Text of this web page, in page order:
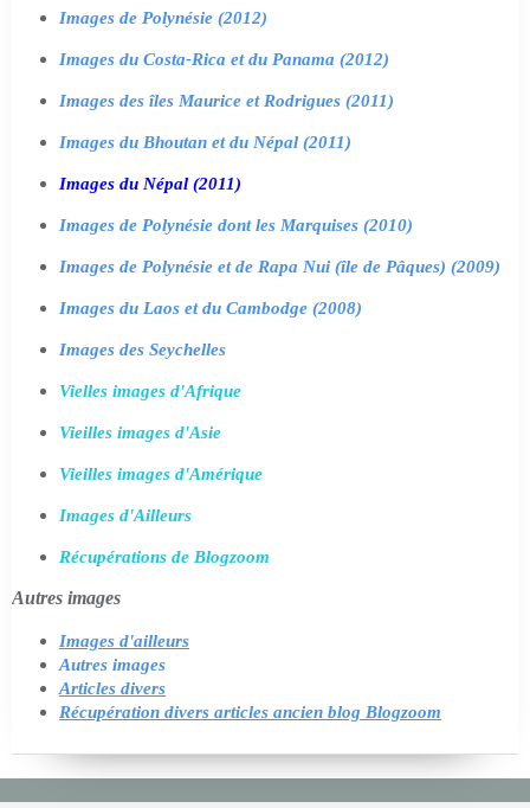
Images de Polynésie (2012)
Images du Costa-Rica et du Panama (2012)
Images des îles Maurice et Rodrigues (2011)
Images du Bhoutan et du Népal (2011)
Images du Népal (2011)
Images de Polynésie dont les Marquises (2010)
Images de Polynésie et de Rapa Nui (île de Pâques) (2009)
Images du Laos et du Cambodge (2008)
Images des Seychelles
Vielles images d'Afrique
Vieilles images d'Asie
Vieilles images d'Amérique
Images d'Ailleurs
Récupérations de Blogzoom
Autres images
Images d'ailleurs
Autres images
Articles divers
Récupération divers articles ancien blog Blogzoom